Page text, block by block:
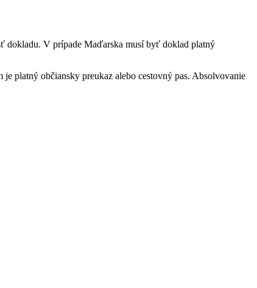
dokladu. V prípade Maďarska musí byť doklad platný
platný občiansky preukaz alebo cestovný pas. Absolvovanie